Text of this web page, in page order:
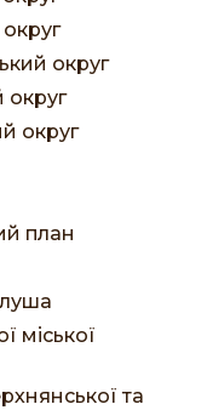
округ
округ
округ
план
міської
та